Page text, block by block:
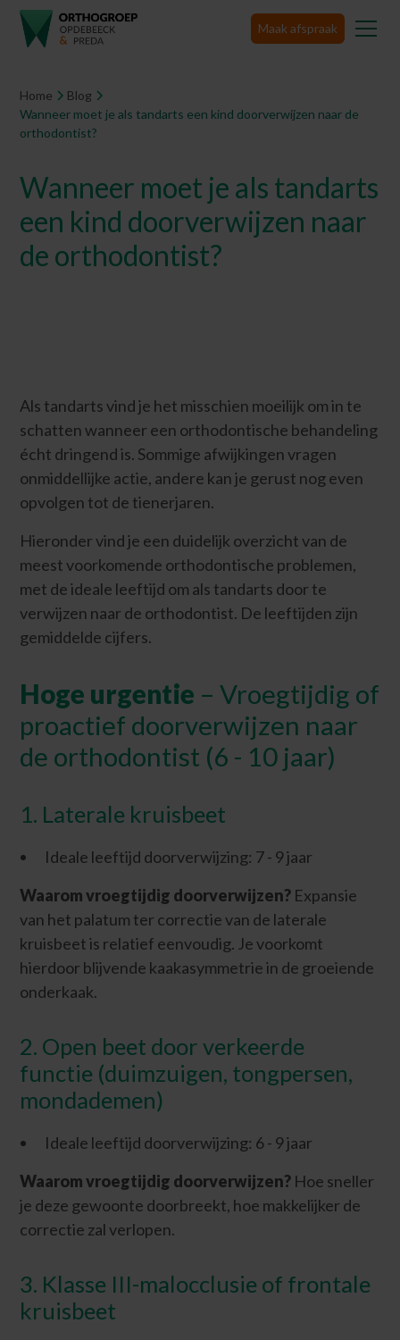
Maak afspraak
Home
Blog
Wanneer moet je als tandarts een kind doorverwijzen naar de
orthodontist?
Wanneer moet je als tandarts
een kind doorverwijzen naar
de orthodontist?
Als tandarts vind je het misschien moeilijk om in te
schatten wanneer een orthodontische behandeling
écht dringend is. Sommige afwijkingen vragen
onmiddellijke actie, andere kan je gerust nog even
opvolgen tot de tienerjaren.
Hieronder vind je een duidelijk overzicht van de
meest voorkomende orthodontische problemen,
met de ideale leeftijd om als tandarts door te
verwijzen naar de orthodontist. De leeftijden zijn
gemiddelde cijfers.
Hoge urgentie – Vroegtijdig of
proactief doorverwijzen naar
de orthodontist (6 - 10 jaar)
1. Laterale kruisbeet
Ideale leeftijd doorverwijzing: 7 - 9 jaar
Waarom vroegtijdig doorverwijzen? Expansie
van het palatum ter correctie van de laterale
kruisbeet is relatief eenvoudig. Je voorkomt
hierdoor blijvende kaakasymmetrie in de groeiende
onderkaak.
2. Open beet door verkeerde
functie (duimzuigen, tongpersen,
mondademen)
Ideale leeftijd doorverwijzing: 6 - 9 jaar
Waarom vroegtijdig doorverwijzen? Hoe sneller
je deze gewoonte doorbreekt, hoe makkelijker de
correctie zal verlopen.
3. Klasse III-malocclusie of frontale
kruisbeet